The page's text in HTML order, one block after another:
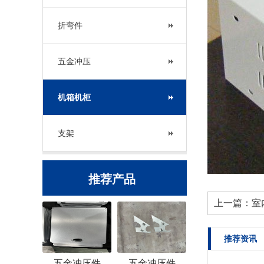
折弯件
五金冲压
机箱机柜
支架
推荐产品
上一篇： 室
推荐资讯